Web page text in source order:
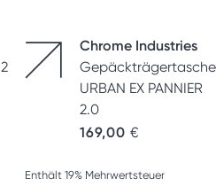
Chrome Industries
Gepäckträgertasche
URBAN EX PANNIER
2.0
169,00 €
Enthält 19% Mehrwertsteuer